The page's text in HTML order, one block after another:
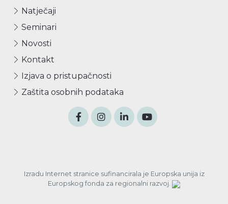
Natječaji
Seminari
Novosti
Kontakt
Izjava o pristupačnosti
Zaštita osobnih podataka
Izradu Internet stranice sufinancirala je Europska unija iz
Europskog fonda za regionalni razvoj.